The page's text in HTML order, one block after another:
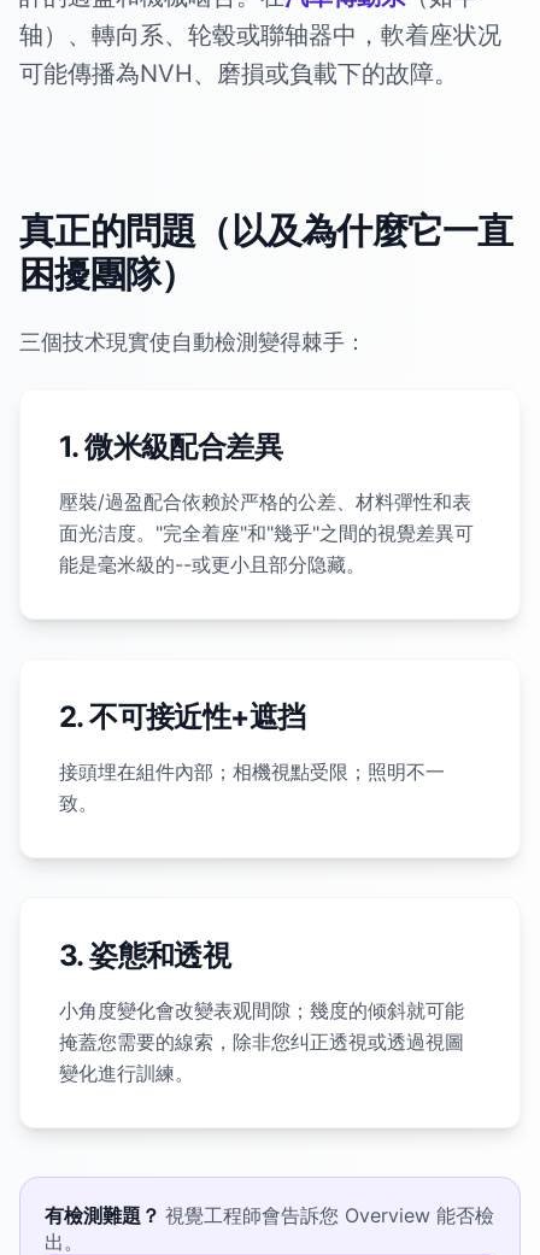
轴）、轉向系、轮毂或聯轴器中，軟着座状况
可能傳播為NVH、磨損或負載下的故障。
真正的問題（以及為什麼它一直
困擾團隊）
三個技术現實使自動檢測變得棘手：
1. 微米級配合差異
壓裝/過盈配合依赖於严格的公差、材料彈性和表
面光洁度。"完全着座"和"幾乎"之間的視覺差異可
能是毫米級的--或更小且部分隐藏。
2. 不可接近性+遮挡
接頭埋在組件內部；相機視點受限；照明不一
致。
3. 姿態和透視
小角度變化會改變表观間隙；幾度的倾斜就可能
掩蓋您需要的線索，除非您纠正透視或透過視圖
變化進行訓練。
有檢測難題？ 視覺工程師會告訴您 Overview 能否檢
出。